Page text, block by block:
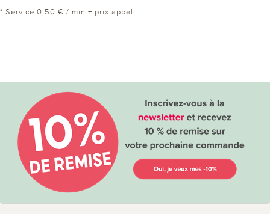
* Service 0,50 € / min + prix appel